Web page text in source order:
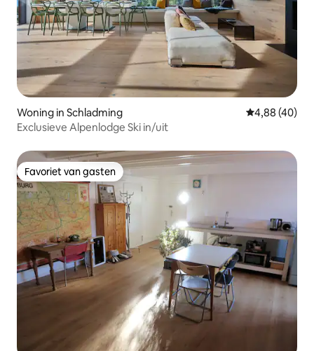
Woning in Schladming Gemiddelde
4,88 (40)
Exclusieve Alpenlodge Ski in/uit
Favoriet van gasten
Favoriet van gasten